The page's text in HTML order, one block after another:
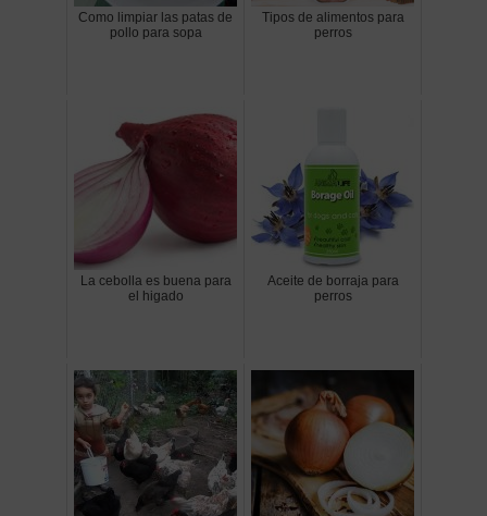
Como limpiar las patas de
pollo para sopa
Tipos de alimentos para
perros
La cebolla es buena para
el higado
Aceite de borraja para
perros